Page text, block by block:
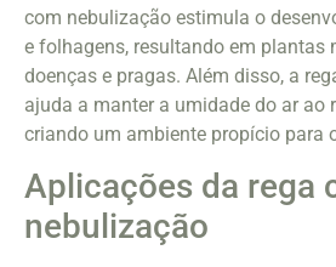
com nebulização estimula o
e folhagens, resultando em plantas
doenças e pragas. Além disso, a
ajuda a manter a umidade do ar ao
criando um ambiente propício para
Aplicações da rega
nebulização